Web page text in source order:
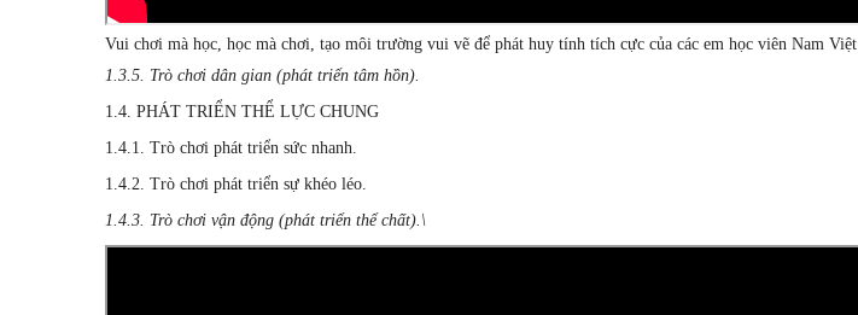
Vui chơi mà học, học mà chơi, tạo môi trường vui vẽ để phát huy tính tích cực của các em học viên Nam Việt
1.3.5. Trò chơi dân gian (phát triển tâm hồn).
1.4. PHÁT TRIỂN THỂ LỰC CHUNG
1.4.1. Trò chơi phát triển sức nhanh.
1.4.2. Trò chơi phát triển sự khéo léo.
1.4.3. Trò chơi vận động (phát triển thể chất).\